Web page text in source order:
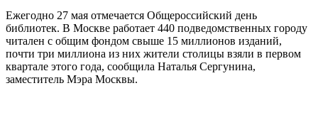
Ежегодно 27 мая отмечается Общероссийский день
библиотек. В Москве работает 440 подведомственных городу
читален с общим фондом свыше 15 миллионов изданий,
почти три миллиона из них жители столицы взяли в первом
квартале этого года, сообщила Наталья Сергунина,
заместитель Мэра Москвы.